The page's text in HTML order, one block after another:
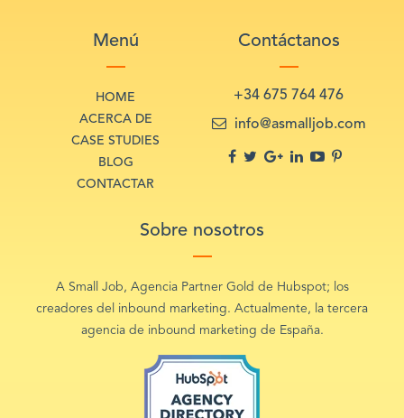
Menú
HOME
ACERCA DE
CASE STUDIES
BLOG
CONTACTAR
Contáctanos
+34 675 764 476
info@asmalljob.com
Sobre nosotros
A Small Job, Agencia Partner Gold de Hubspot; los
creadores del inbound marketing. Actualmente, la tercera
agencia de inbound marketing de España.